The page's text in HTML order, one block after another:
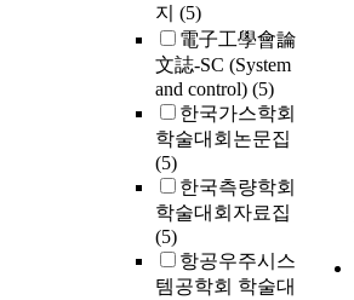
지 (5)
電子工學會論
文誌-SC (System
and control) (5)
한국가스학회
학술대회논문집
(5)
한국측량학회
학술대회자료집
(5)
항공우주시스
템공학회 학술대